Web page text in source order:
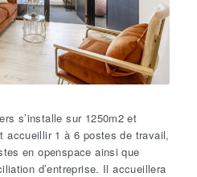
s’installe sur 1250m2 et
accueillir 1 à 6 postes de travail,
en openspace ainsi que
d’entreprise. Il accueillera